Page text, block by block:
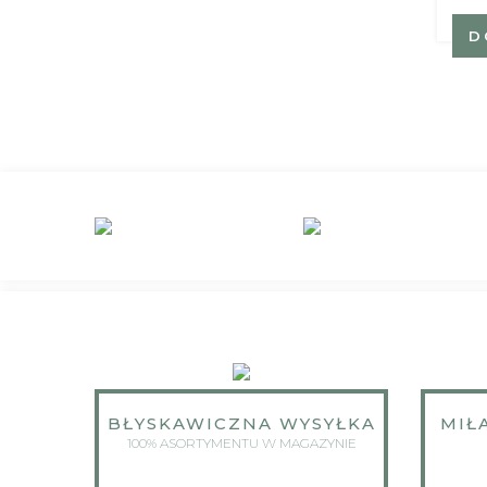
BŁYSKAWICZNA WYSYŁKA
100% ASORTYMENTU W MAGAZYNIE